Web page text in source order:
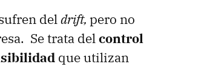
deldrift, pero no
Se trata delcontrol
que utilizan